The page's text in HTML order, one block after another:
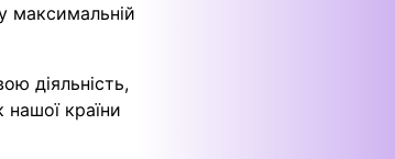
максимальній
діяльність,
нашої країни